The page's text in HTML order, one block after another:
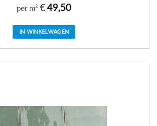
per m² €49,50
IN WINKELWAGEN